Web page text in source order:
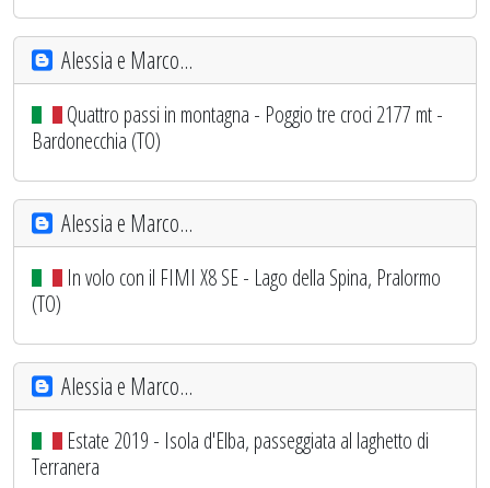
Alessia e Marco...
Quattro passi in montagna - Poggio tre croci 2177 mt -
Bardonecchia (TO)
Alessia e Marco...
In volo con il FIMI X8 SE - Lago della Spina, Pralormo
(TO)
Alessia e Marco...
Estate 2019 - Isola d'Elba, passeggiata al laghetto di
Terranera